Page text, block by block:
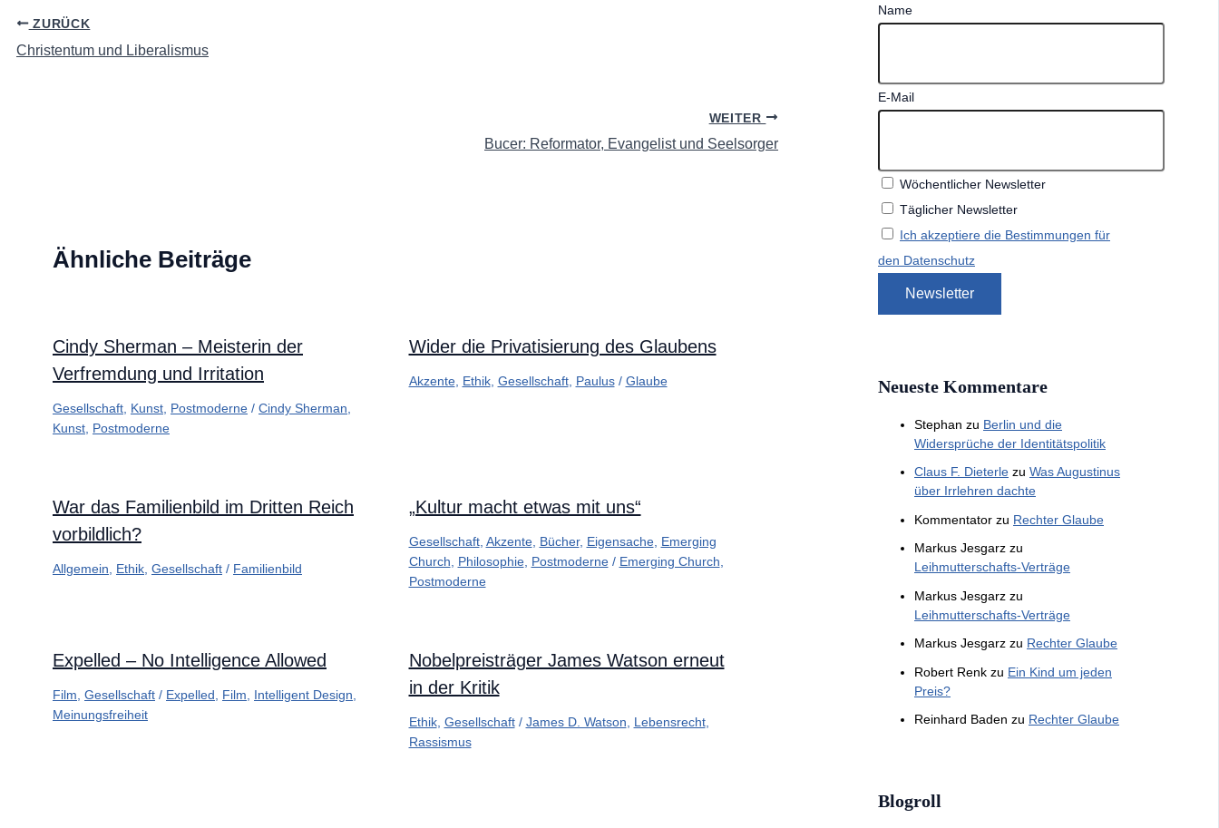
ZURÜCK
Christentum und Liberalismus
WEITER
Bucer: Reformator, Evangelist und Seelsorger
Ähnliche Beiträge
Cindy Sherman – Meisterin der
Verfremdung und Irritation
Gesellschaft Kunst Postmoderne / Cindy Sherman
Kunst Postmoderne
Wider die Privatisierung des Glaubens
Akzente, Ethik, Gesellschaft, Paulus/ Glaube
War das Familienbild im Dritten Reich
vorbildlich?
Allgemein Ethik Gesellschaft / Familienbild
„Kultur macht etwas mit uns“
Gesellschaft, Akzente, Bücher, Eigensache, Emerging
Church
Philosophie, Postmoderne/ Emerging Church
Postmoderne
Expelled – No Intelligence Allowed
Film Gesellschaft / Expelled Film Intelligent Design
Meinungsfreiheit
Nobelpreisträger James Watson erneut
in der Kritik
Ethik, Gesellschaft/ James D. Watson Lebensrecht,
Rassismus
Name
E-Mail
Wöchentlicher Newsletter
Täglicher Newsletter
Ich akzeptiere die Bestimmungen für
den Datenschutz
Neueste Kommentare
Stephan zu Berlin und die
Widersprüche der Identitätspolitik
Claus F. Dieterle zu Was Augustinus
über Irrlehren dachte
Kommentator zu Rechter Glaube
Markus Jesgarz zu
Leihmutterschafts-Verträge
Markus Jesgarz zu
Leihmutterschafts-Verträge
Markus Jesgarz zu Rechter Glaube
Robert Renk zu Ein Kind um jeden
Preis?
Reinhard Baden zu Rechter Glaube
Blogroll